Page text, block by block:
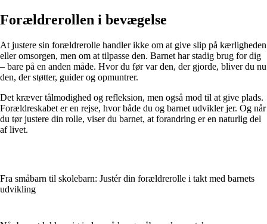
Forældrerollen i bevægelse
At justere sin forældrerolle handler ikke om at give slip på kærligheden
eller omsorgen, men om at tilpasse den. Barnet har stadig brug for dig
– bare på en anden måde. Hvor du før var den, der gjorde, bliver du nu
den, der støtter, guider og opmuntrer.
Det kræver tålmodighed og refleksion, men også mod til at give plads.
Forældreskabet er en rejse, hvor både du og barnet udvikler jer. Og når
du tør justere din rolle, viser du barnet, at forandring er en naturlig del
af livet.
Fra småbarn til skolebarn: Justér din forældrerolle i takt med barnets
udvikling